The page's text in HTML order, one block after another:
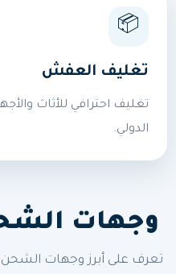
📦
تغليف العفش
تغليف احترافي للأثاث
الدولي.
وجهات
تعرف على أبرز وجهات الشحن